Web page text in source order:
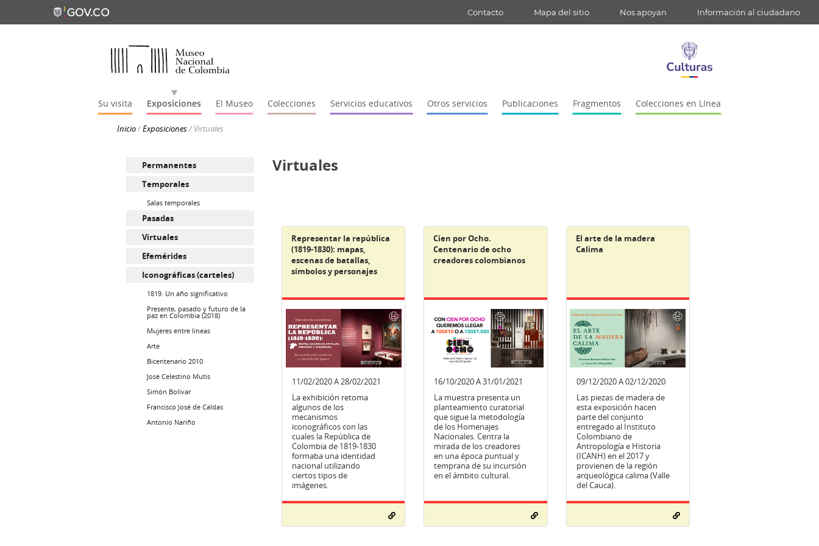
Contacto Mapa del sitio Nos apoyan Información al ciudadano
Su visita Exposiciones El Museo Colecciones Servicios educativos Otros servicios Publicaciones Fragmentos Colecciones en Línea
Inicio/Exposiciones/Virtuales
Permanentes
Temporales
Salas temporales
Pasadas
Virtuales
Efemérides
Iconográficas (carteles)
1819. Un año significativo
Presente, pasado y futuro de la
paz en Colombia (2018)
Mujeres entre líneas
Arte
Bicentenario 2010
José Celestino Mutis
Simón Bolívar
Francisco José de Caldas
Antonio Nariño
Virtuales
Representar la república
(1819-1830): mapas,
escenas de batallas,
símbolos y personajes
11/02/2020 A 28/02/2021
La exhibición retoma
algunos de los
mecanismos
iconográficos con las
cuales la República de
Colombia de 1819-1830
formaba una identidad
nacional utilizando
ciertos tipos de
imágenes.
Cien por Ocho.
Centenario de ocho
creadores colombianos
16/10/2020 A 31/01/2021
La muestra presenta un
planteamiento curatorial
que sigue la metodología
de los Homenajes
Nacionales. Centra la
mirada de los creadores
en una época puntual y
temprana de su incursión
en el ámbito cultural.
El arte de la madera
Calima
09/12/2020 A 02/12/2020
Las piezas de madera de
esta exposición hacen
parte del conjunto
entregado al Instituto
Colombiano de
Antropología e Historia
(ICANH) en el 2017 y
provienen de la región
arqueológica calima (Valle
del Cauca).